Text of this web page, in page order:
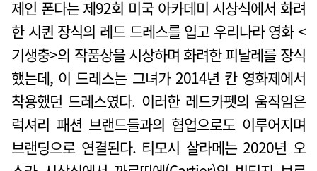
제인 폰다는 제92회 미국 아카데미 시상식에서 화려
한 시퀸 장식의 레드 드레스를 입고 우리나라 영화 <
기생충>의 작품상을 시상하며 화려한 피날레를 장식
했는데, 이 드레스는 그녀가 2014년 칸 영화제에서
착용했던 드레스였다. 이러한 레드카펫의 움직임은
럭셔리 패션 브랜드들과의 협업으로도 이루어지며
브랜딩으로 연결된다. 티모시 살라메는 2020년 오